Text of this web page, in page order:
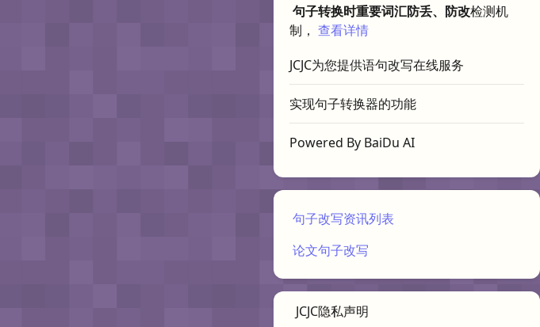
句子转换时重要词汇防丢、防改检测机
制， 查看详情
JCJC为您提供语句改写在线服务
实现句子转换器的功能
Powered By BaiDu AI
句子改写资讯列表
论文句子改写
JCJC隐私声明